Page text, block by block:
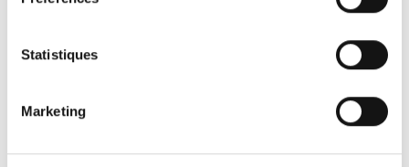
Statistiques
Marketing
Orange Mécanique
discover
Le Temps des Oranges